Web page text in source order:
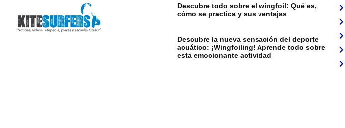
Descubre todo sobre el wingfoil: Qué es,
cómo se practica y sus ventajas
Descubre la nueva sensación del deporte
acuático: ¡Wingfoiling! Aprende todo sobre
esta emocionante actividad